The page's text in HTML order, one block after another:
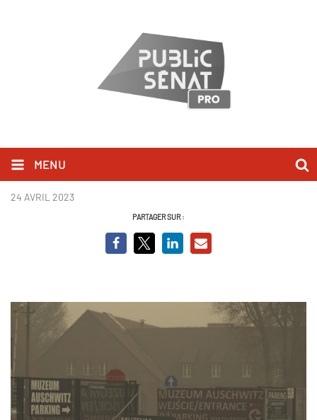
MENU
Sauver_Auschwitz.jpg
24 AVRIL 2023
PARTAGER SUR :